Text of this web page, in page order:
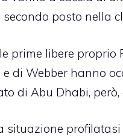
secondo posto nella
prime libere proprio
e di Webber hanno
di Abu Dhabi,
situazione